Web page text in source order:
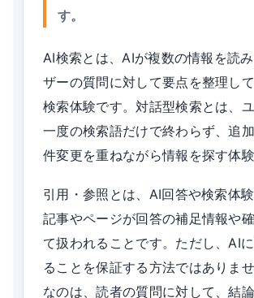
す。
AI検索とは、AIが複数の情報を読
ザーの質問に対して要点を整理し
検索体験です。対話型検索とは、
一度の検索語だけで終わらず、追
件変更を重ねながら情報を探す体験
引用・参照とは、AI回答や検索体験
記事やページが回答の補足情報や
て扱われることです。ただし、AI
ることを保証する方法ではありま
なのは、読者の質問に対して、結論